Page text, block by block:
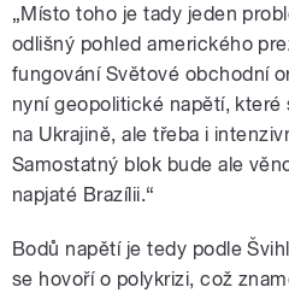
„Místo toho je tady jeden
odlišný pohled amerického
fungování Světové obchodní
nyní geopolitické napětí,
na Ukrajině, ale třeba i
Samostatný blok bude ale
napjaté Brazílii.“
Bodů napětí je tedy podle
se hovoří o polykrizi, což